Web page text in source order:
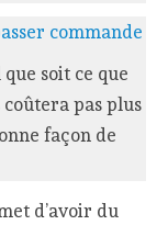
commande
que soit ce que
pas plus
façon de
d’avoir du